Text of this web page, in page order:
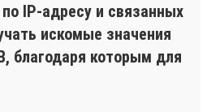
IP-адресу и связанных
искомые значения
благодаря которым для